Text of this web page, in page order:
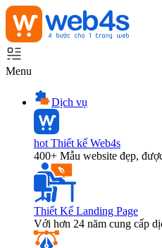
Menu
Dịch vụ
hot Thiết kế Web4s
400+ Mẫu website đẹp,
Thiết Kế Landing Page
Với hơn 24 năm cung cấp